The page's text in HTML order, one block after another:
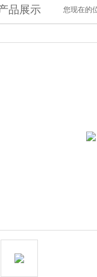
品展示 您现在的